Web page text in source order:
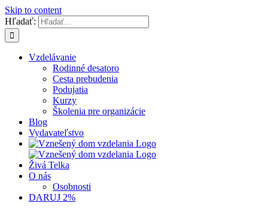
Skip to content
Hľadať:
Vzdelávanie
Rodinné desatoro
Cesta prebudenia
Podujatia
Kurzy
Školenia pre organizácie
Blog
Vydavateľstvo
Živá Telka
O nás
Osobnosti
DARUJ 2%